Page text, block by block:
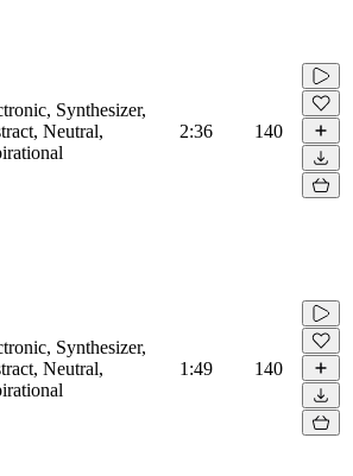
Synthesizer,
Neutral,
2:36 140
Synthesizer,
Neutral,
1:49 140